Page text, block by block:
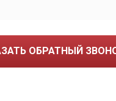
ОБРАТНЫЙ